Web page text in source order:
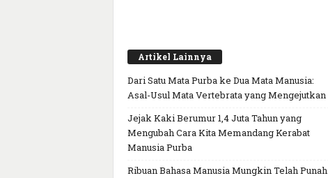
Artikel Lainnya
Dari Satu Mata Purba ke Dua Mata Manusia:
Asal-Usul Mata Vertebrata yang Mengejutkan
Jejak Kaki Berumur 1,4 Juta Tahun yang
Mengubah Cara Kita Memandang Kerabat
Manusia Purba
Ribuan Bahasa Manusia Mungkin Telah Punah